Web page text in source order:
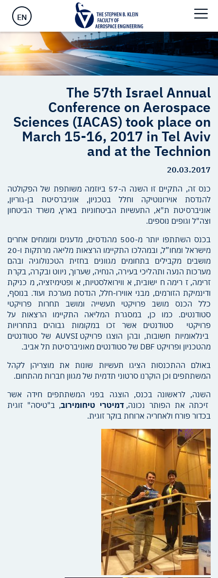
EN
The 57th Israel Annual
Conference on Aerospace
Sciences (IACAS) took place on
March 15-16, 2017 in Tel Aviv
and at the Technion
20.03.2017
כנס זה, התקיים זו השנה ה-57 ביוזמה משותפת של הפקולטה
להנדסת אוירונוטיקה וחלל בטכניון, אוניברסיטת בן-גוריון,
אוניברסיטת ת"א, התעשיות הביטחוניות בארץ, משרד הביטחון
וצה"ל וגופים נוספים.
בכנס השתתפו יותר מ-500 מהנדסים, מדענים ומומחים אחרים
מישראל ומחו”ל, ובמהלכו התקיימו הרצאות מליאה מרתקות ו-20
מושבים מקבילים בתחומים מגוונים בחזית הטכנולוגיה ובהם
מערכות הנעה ותהליכי בעירה, הנחיה, שערוך, ניווט ובקרה, בקרת
זרימה, זרימה חישובית, אווירואלסטיות, אופטימיזציה, מכניקת
ודינמיקת הזורמים, מבני אווירו-חלל, הנדסת מערכת ועוד. בנוסף,
כלל הכנס מושב פרויקטי תעשייה ומושב תחרות פרויקטי
סטודנטים. כמו כן, במסגרת המליאה התקיימו הרצאות על
פרויקטי סטודנטים אשר זכו במקומות גבוהים בתחרויות
בינלאומיות חשובות, ובהן הוצגו פרויקט AUVSI של סטודנטים
מהטכניון ופרויקט DBF של סטודנטים מאוניברסיטת תל אביב.
באולם ההתכנסות הציגו תעשיות שונות את מוצריהן לקהל
המשתתפים וכן הוקרנו סרטוני תדמית של מגוון חברות מהתחום.
השנה, לראשונה בכנס, הוצגה בפני המשתתפים חידה אשר
זיכתה את הפותר נכונה, דמיטרי טיחומירוב, ב"טיסה" זוגית
בכדור פורח ולאחריה ארוחת בוקר זוגית.